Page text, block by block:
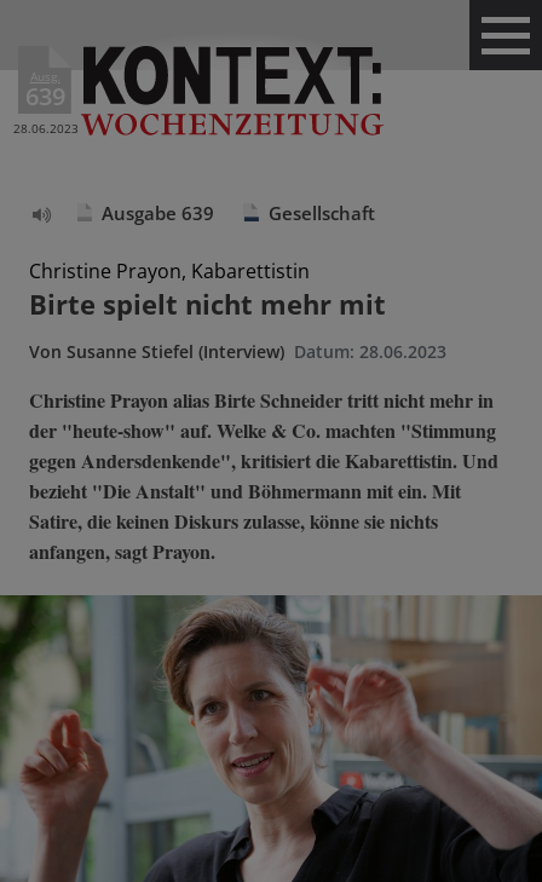
Ausg.
639
28.06.2023
vorlesen
Ausgabe 639 Gesellschaft
Christine Prayon, Kabarettistin
Birte spielt nicht mehr mit
Von Susanne Stiefel (Interview) Datum: 28.06.2023
Christine Prayon alias Birte Schneider tritt nicht mehr in
der "heute-show" auf. Welke & Co. machten "Stimmung
gegen Andersdenkende", kritisiert die Kabarettistin. Und
bezieht "Die Anstalt" und Böhmermann mit ein. Mit
Satire, die keinen Diskurs zulasse, könne sie nichts
anfangen, sagt Prayon.